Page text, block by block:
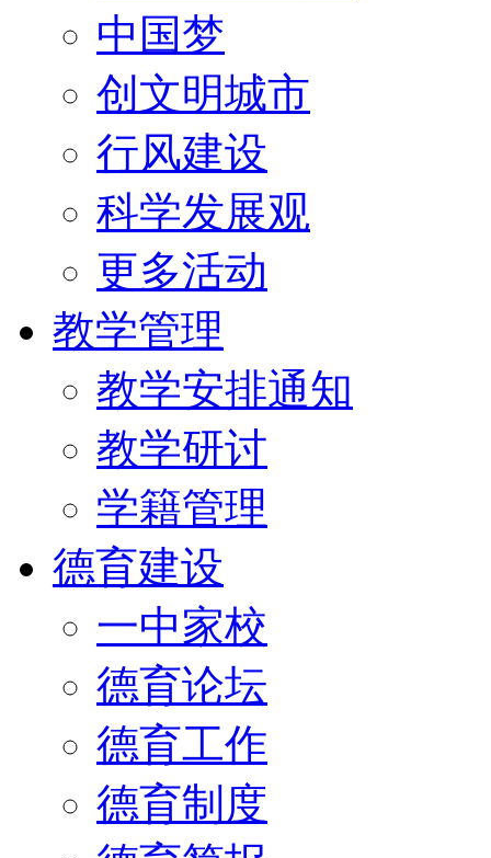
中国梦
创文明城市
行风建设
科学发展观
更多活动
教学管理
教学安排通知
教学研讨
学籍管理
德育建设
一中家校
德育论坛
德育工作
德育制度